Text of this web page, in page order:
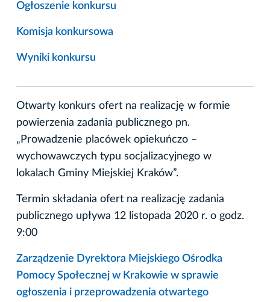
Ogłoszenie konkursu
Komisja konkursowa
Wyniki konkursu
Otwarty konkurs ofert na realizację w formie
powierzenia zadania publicznego pn.
„Prowadzenie placówek opiekuńczo –
wychowawczych typu socjalizacyjnego w
lokalach Gminy Miejskiej Kraków”.
Termin składania ofert na realizację zadania
publicznego upływa 12 listopada 2020 r. o godz.
9:00
Zarządzenie Dyrektora Miejskiego Ośrodka
Pomocy Społecznej w Krakowie w sprawie
ogłoszenia i przeprowadzenia otwartego